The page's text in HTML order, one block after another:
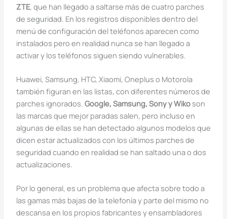
ZTE, que han llegado a saltarse más de cuatro parches
de seguridad. En los registros disponibles dentro del
menú de configuración del teléfonos aparecen como
instalados pero en realidad nunca se han llegado a
activar y los teléfonos siguen siendo vulnerables.
Huawei, Samsung, HTC, Xiaomi, Oneplus o Motorola
también figuran en las listas, con diferentes números de
parches ignorados. Google, Samsung, Sony y Wikoson
las marcas que mejor paradas salen, pero incluso en
algunas de ellas se han detectado algunos modelos que
dicen estar actualizados con los últimos parches de
seguridad cuando en realidad se han saltado una o dos
actualizaciones.
Por lo general, es un problema que afecta sobre todo a
las gamas más bajas de la telefonía y parte del mismo no
descansa en los propios fabricantes y ensambladores